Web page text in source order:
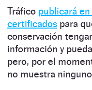
Tráfico publicará
certificados para
conservación
información y
pero, por el
no muestra